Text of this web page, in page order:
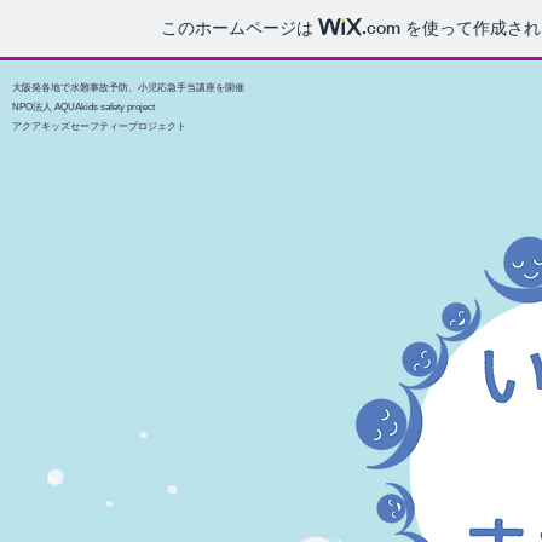
このホームページは .com を使って作成さ
大阪発各地で水難事故予防、小児応急手当講座を開催
NPO法人 AQUAkids safety project
アクアキッズセーフティープロジェクト